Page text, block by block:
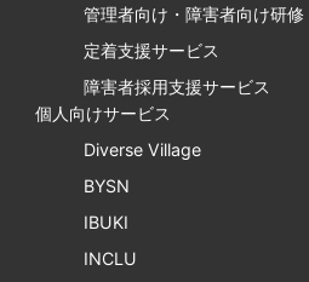
管理者向け・障害者向け研修
定着支援サービス
障害者採用支援サービス
個人向けサービス
Diverse Village
BYSN
IBUKI
INCLU